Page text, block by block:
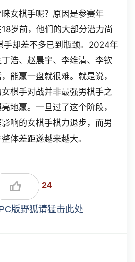
女棋手呢？原因是参赛年
岁前，他们的大部分潜力尚
手却差不多已到瓶颈。2024年
浩、赵晨宇、李维清、李钦
能赢一盘就很难。就是说，
棋手对战并非最强男棋手之
地赢。一旦过了这个阶段，
响的女棋手棋力退步，而男
体差距遂越来越大。
24
版野狐请猛击此处